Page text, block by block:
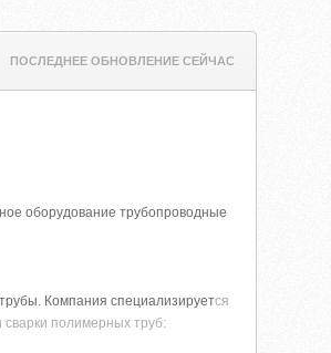
ПОСЛЕДНЕЕ ОБНОВЛЕНИЕ СЕЙЧАС
оборудование трубопроводные
Компания специализируется
полимерных труб: